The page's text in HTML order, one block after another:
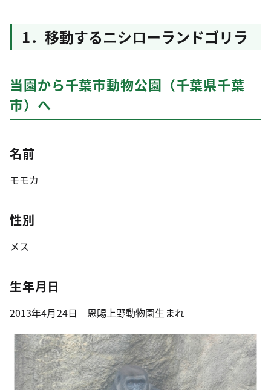
1．移動するニシローランドゴリラ
当園から千葉市動物公園（千葉県千葉
市）へ
名前
モモカ
性別
メス
生年月日
2013年4月24日 恩賜上野動物園生まれ